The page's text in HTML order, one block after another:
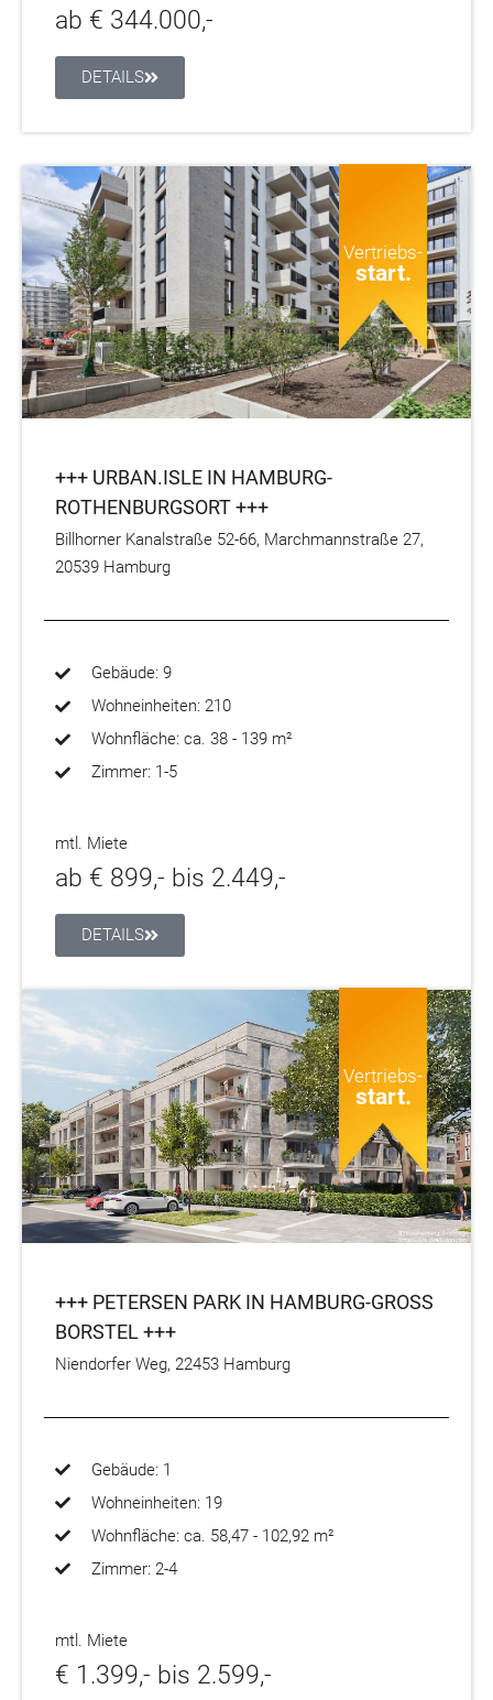
ab € 344.000,-
DETAILS
Vertriebs-
start.
+++ URBAN.ISLE IN HAMBURG-
ROTHENBURGSORT +++
Billhorner Kanalstraße 52-66, Marchmannstraße 27,
20539 Hamburg
Gebäude: 9
Wohneinheiten: 210
Wohnfläche: ca. 38 - 139 m²
Zimmer: 1-5
mtl. Miete
ab € 899,- bis 2.449,-
DETAILS
Vertriebs-
start.
+++ PETERSEN PARK IN HAMBURG-GROSS B
ORSTEL +++
Niendorfer Weg, 22453 Hamburg
Gebäude: 1
Wohneinheiten: 19
Wohnfläche: ca. 58,47 - 102,92 m²
Zimmer: 2-4
mtl. Miete
€ 1.399,- bis 2.599,-